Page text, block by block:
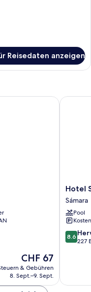
Reisedaten anzeigen
Der
Preis
beträgt
CHF 67
& Gebühren
8. Sept.–9. Sept.
Hotel
Sol
Samara
Sámara
Hotel
Sámara
Pool
8.6
von
8.6
227
Hotel